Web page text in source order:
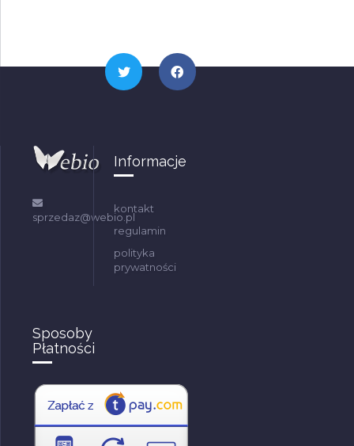
sprzedaz@webio.pl
Informacje
kontakt
regulamin
polityka
prywatności
Sposoby
Płatności